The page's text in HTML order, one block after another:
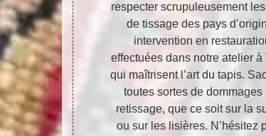
respecter scrupuleusement
de tissage des pays
intervention en
effectuées dans notre atelier
qui maîtrisent l’art du tapis.
toutes sortes de
retissage, que ce soit sur la
ou sur les lisières. N’hésitez